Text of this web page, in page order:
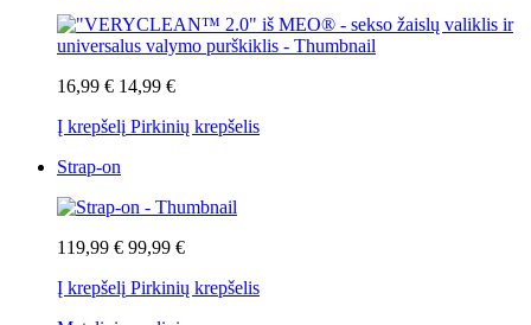
16,99 € 14,99 €
Į krepšelį Pirkinių krepšelis
Strap-on
119,99 € 99,99 €
Į krepšelį Pirkinių krepšelis